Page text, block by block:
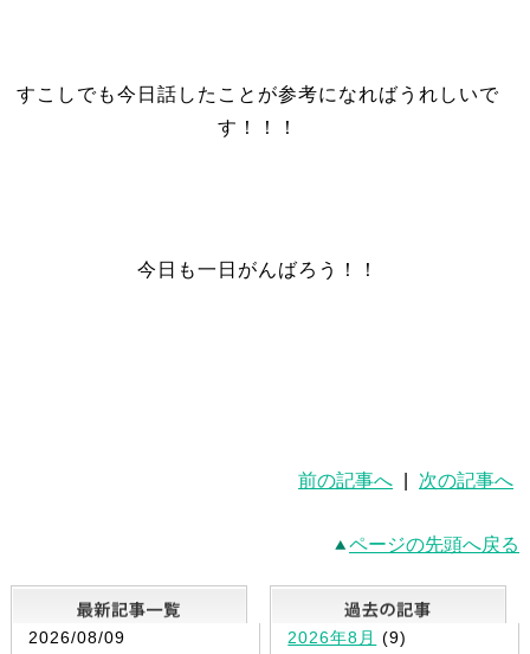
すこしでも今日話したことが参考になればうれしいで
す！！！
今日も一日がんばろう！！
前の記事へ 次の記事へ
ページの先頭へ戻る
最新記事一覧
2026/08/09
2026年8月 (9)